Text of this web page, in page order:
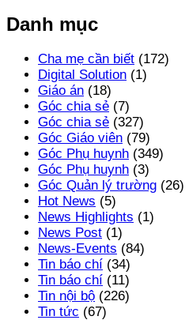
Danh mục
Cha mẹ cần biết (172)
Digital Solution (1)
Giáo án (18)
Góc chia sẻ (7)
Góc chia sẻ (327)
Góc Giáo viên (79)
Góc Phụ huynh (349)
Góc Phụ huynh (3)
Góc Quản lý trường (26)
Hot News (5)
News Highlights (1)
News Post (1)
News-Events (84)
Tin báo chí (34)
Tin báo chí (11)
Tin nội bộ (226)
Tin tức (67)